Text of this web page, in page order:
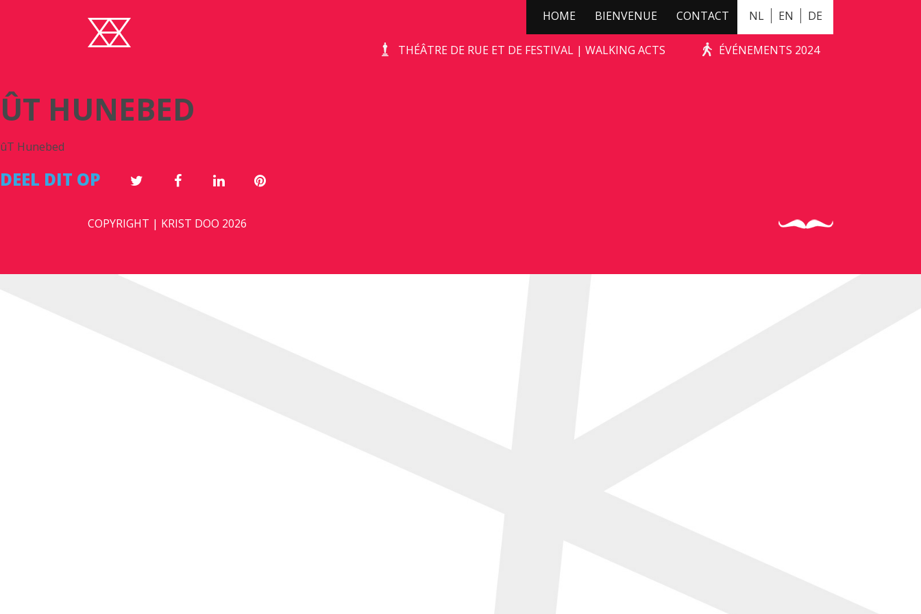
NL EN DE
HOME BIENVENUE CONTACT
THÉÂTRE DE RUE ET DE FESTIVAL | WALKING ACTS ÉVÉNEMENTS 2024
ÛT HUNEBED
ÛT HUNEBED
ûT Hunebed
DEEL DIT OP
COPYRIGHT | KRIST DOO 2026